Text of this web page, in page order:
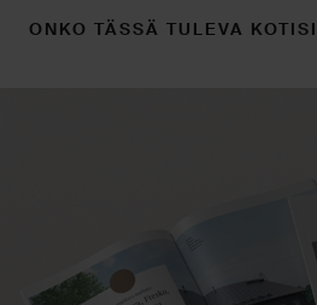
ONKO TÄSSÄ TULEVA